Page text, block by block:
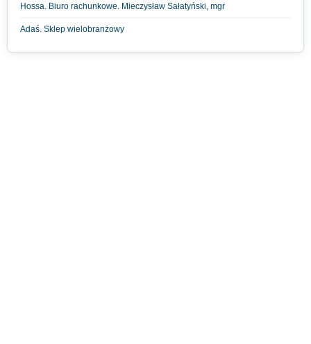
Hossa. Biuro rachunkowe. Mieczysław Sałatyński, mgr
Adaś. Sklep wielobranżowy